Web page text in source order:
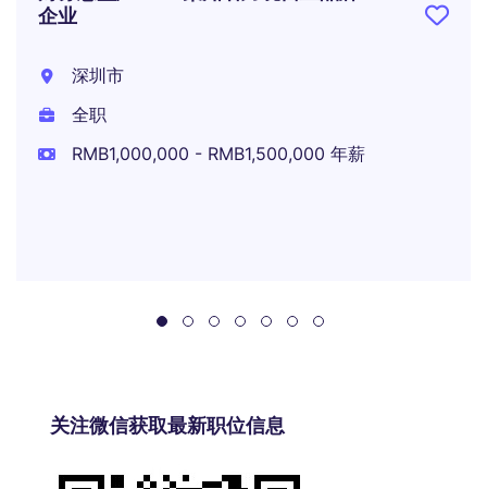
企业
深圳市
全职
RMB1,000,000 - RMB1,500,000 年薪
关注微信获取最新职位信息